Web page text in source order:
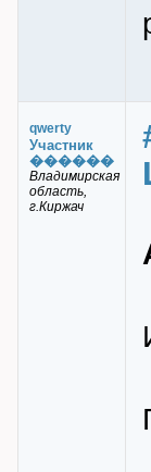
qwerty
Участник
������
Владимирская
область,
г.Киржач